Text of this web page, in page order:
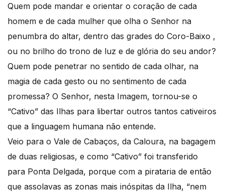
Quem pode mandar e orientar o coração de cada
homem e de cada mulher que olha o Senhor na
penumbra do altar, dentro das grades do Coro-Baixo ,
ou no brilho do trono de luz e de glória do seu andor?
Quem pode penetrar no sentido de cada olhar, na
magia de cada gesto ou no sentimento de cada
promessa? O Senhor, nesta Imagem, tornou-se o
“Cativo” das Ilhas para libertar outros tantos cativeiros
que a linguagem humana não entende.
Veio para o Vale de Cabaços, da Caloura, na bagagem
de duas religiosas, e como “Cativo” foi transferido
para Ponta Delgada, porque com a pirataria de então
que assolavas as zonas mais inóspitas da Ilha, “nem